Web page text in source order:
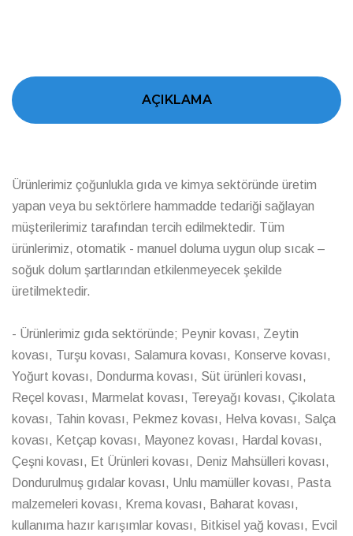
AÇIKLAMA
Ürünlerimiz çoğunlukla gıda ve kimya sektöründe üretim
yapan veya bu sektörlere hammadde tedariği sağlayan
müşterilerimiz tarafından tercih edilmektedir. Tüm
ürünlerimiz, otomatik - manuel doluma uygun olup sıcak –
soğuk dolum şartlarından etkilenmeyecek şekilde
üretilmektedir.
- Ürünlerimiz gıda sektöründe; Peynir kovası, Zeytin
kovası, Turşu kovası, Salamura kovası, Konserve kovası,
Yoğurt kovası, Dondurma kovası, Süt ürünleri kovası,
Reçel kovası, Marmelat kovası, Tereyağı kovası, Çikolata
kovası, Tahin kovası, Pekmez kovası, Helva kovası, Salça
kovası, Ketçap kovası, Mayonez kovası, Hardal kovası,
Çeşni kovası, Et Ürünleri kovası, Deniz Mahsülleri kovası,
Dondurulmuş gıdalar kovası, Unlu mamüller kovası, Pasta
malzemeleri kovası, Krema kovası, Baharat kovası,
kullanıma hazır karışımlar kovası, Bitkisel yağ kovası, Evcil